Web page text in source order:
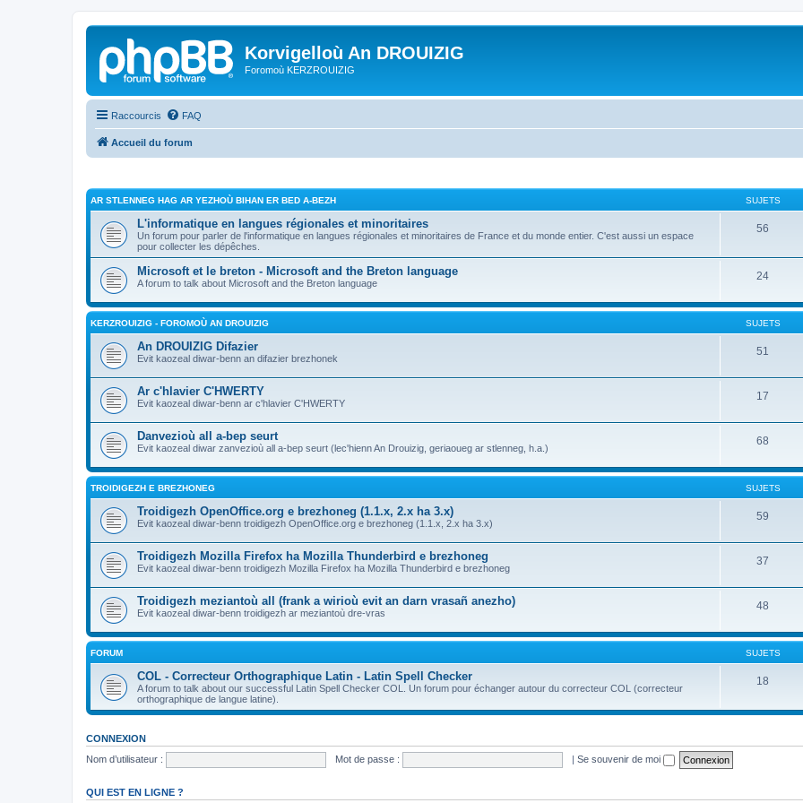
Korvigelloù An DROUIZIG
Foromoù KERZROUIZIG
Raccourcis FAQ
Accueil du forum
AR STLENNEG HAG AR YEZHOÙ BIHAN ER BED A-BEZH SUJETS
L'informatique en langues régionales et minoritaires
Un forum pour parler de l'informatique en langues régionales et minoritaires de France et du monde entier. C'est aussi un espace
pour collecter les dépêches.
56
Microsoft et le breton - Microsoft and the Breton language
A forum to talk about Microsoft and the Breton language
24
KERZROUIZIG - FOROMOÙ AN DROUIZIG SUJETS
An DROUIZIG Difazier
Evit kaozeal diwar-benn an difazier brezhonek
51
Ar c'hlavier C'HWERTY
Evit kaozeal diwar-benn ar c'hlavier C'HWERTY
17
Danvezioù all a-bep seurt
Evit kaozeal diwar zanvezioù all a-bep seurt (lec'hienn An Drouizig, geriaoueg ar stlenneg, h.a.)
68
TROIDIGEZH E BREZHONEG SUJETS
Troidigezh OpenOffice.org e brezhoneg (1.1.x, 2.x ha 3.x)
Evit kaozeal diwar-benn troidigezh OpenOffice.org e brezhoneg (1.1.x, 2.x ha 3.x)
59
Troidigezh Mozilla Firefox ha Mozilla Thunderbird e brezhoneg
Evit kaozeal diwar-benn troidigezh Mozilla Firefox ha Mozilla Thunderbird e brezhoneg
37
Troidigezh meziantoù all (frank a wirioù evit an darn vrasañ anezho)
Evit kaozeal diwar-benn troidigezh ar meziantoù dre-vras
48
FORUM SUJETS
COL - Correcteur Orthographique Latin - Latin Spell Checker
A forum to talk about our successful Latin Spell Checker COL. Un forum pour échanger autour du correcteur COL (correcteur
orthographique de langue latine).
18
CONNEXION
Nom d’utilisateur :
Mot de passe : | Se souvenir de moi
QUI EST EN LIGNE ?